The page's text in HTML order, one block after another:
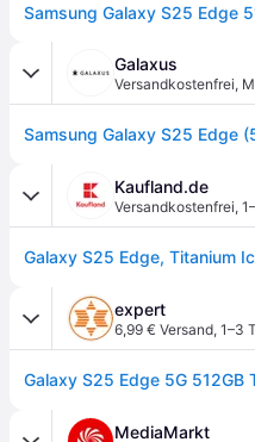
Samsung Galaxy S25 Edge
Galaxus
Versandkostenfrei,
Kaufland.de
Versandkostenfrei,
expert
6,99 € Versand, 1–3
MediaMarkt